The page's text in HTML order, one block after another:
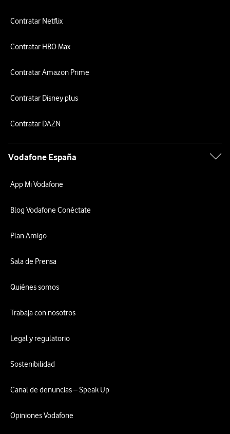
Contratar Netflix
Contratar HBO Max
Contratar Amazon Prime
Contratar Disney plus
Contratar DAZN
Vodafone España
App Mi Vodafone
Blog Vodafone Conéctate
Plan Amigo
Sala de Prensa
Quiénes somos
Trabaja con nosotros
Legal y regulatorio
Sostenibilidad
Canal de denuncias – Speak Up
Opiniones Vodafone